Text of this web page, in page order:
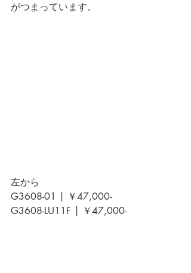
がつまっています。
左から
G3608-01 | ￥47,000-
G3608-LU11F | ￥47,000-